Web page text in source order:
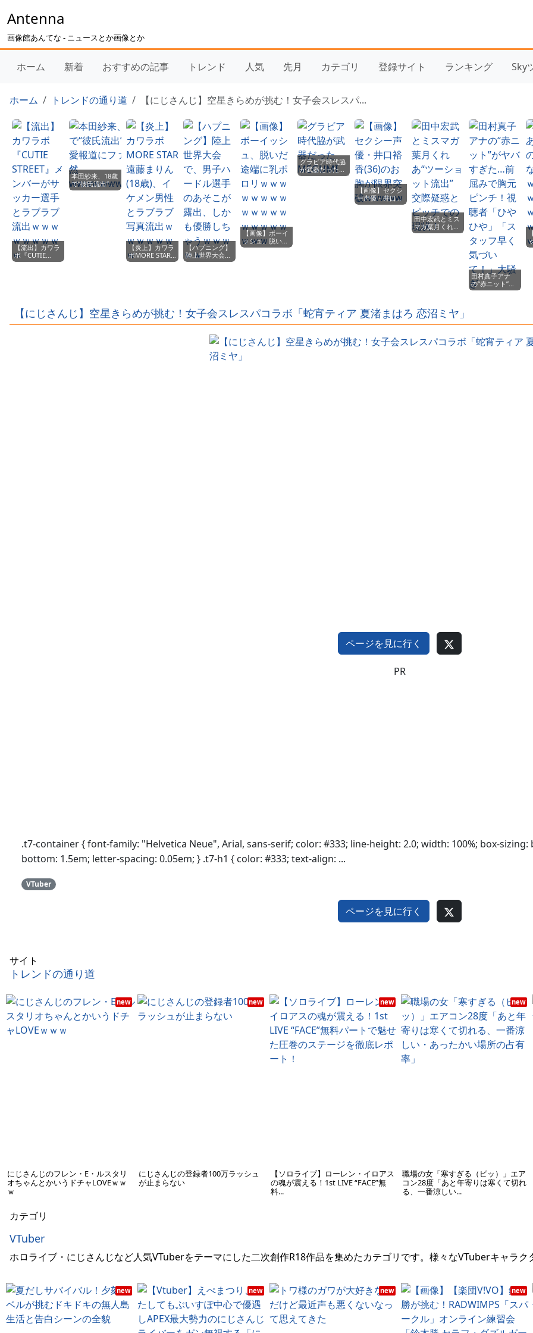
Antenna
画像館あんてな - ニュースとか画像とか
ホーム 新着 おすすめの記事 トレンド 人気 先月 カテゴリ 登録サイト ランキング Sky
ホーム トレンドの通り道 【にじさんじ】空星きらめが挑む！女子会スレスパ...
【流出】カワラ
ボ『CUTIE
STREET』メン
本田紗来、18歳
で“彼氏流出”！
恋愛報道にファ
【炎上】カワラ
ボMORE STAR
遠藤まりん(18
【ハプニング】
陸上世界大会
で、男子ハード
【画像】ボーイ
ッシュ、脱いだ
途端に乳ポロリ
グラビア時代脇
が武器だった
MEGUMI
【画像】セクシ
ー声優・井口裕
香(36)のお胸が
田中宏武とミス
マガ葉月くれ
あ“ツーショッ
田村真子アナ
の“赤ニット”が
ヤバすぎた…前
ッフ早く気づい
【にじさんじ】空星きらめが挑む！女子会スレスパコラボ「蛇宵ティア‬ 夏渚まはろ‬ 恋沼ミヤ」
ページを見に行く
PR
.t7-container { font-family: "Helvetica Neue", Arial, sans-serif; color: #333; line-height: 2.0; width: 100%; box-
bottom: 1.5em; letter-spacing: 0.05em; } .t7-h1 { color: #333; text-align: ...
VTuber
ページを見に行く
サイト
トレンドの通り道
new
にじさんじのフレン・E・ルスタリ
オちゃんとかいうドチャLOVEｗｗ
ｗ
new
にじさんじの登録者100万ラッシュ
が止まらない
new
【ソロライブ】ローレン・イロアス
の魂が震える！1st LIVE “FACE”無
料...
new
職場の女「寒すぎる（ピッ）」エア
コン28度「あと年寄りは寒くて切れ
る、一番涼しい...
カテゴリ
VTuber
ホロライブ・にじさんじなど人気VTuberをテーマにした二次創作R18作品を集めたカテゴリです。様々なVTuberキャラク
new new new new